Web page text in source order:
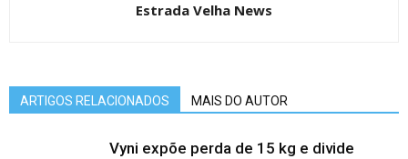
Estrada Velha News
ARTIGOS RELACIONADOS MAIS DO AUTOR
Vyni expõe perda de 15 kg e divide